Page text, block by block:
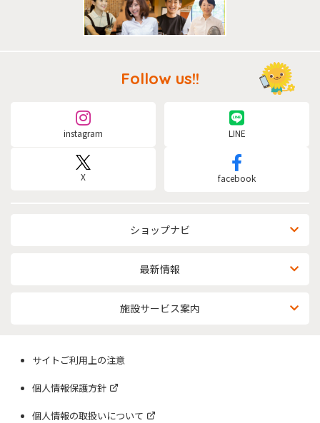
ショップナビ
最新情報
施設サービス案内
Follow us!!
instagram LINE
X facebook
サイトご利用上の注意
個人情報保護方針
個人情報の取扱いについて